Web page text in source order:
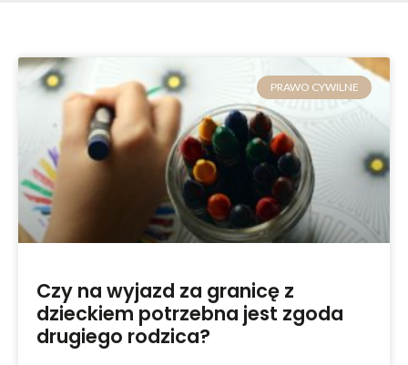
PRAWO CYWILNE
Czy na wyjazd za granicę z
dzieckiem potrzebna jest zgoda
drugiego rodzica?